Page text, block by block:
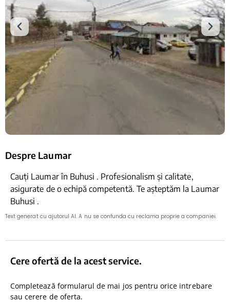
Despre Laumar
Cauți Laumar în Buhusi . Profesionalism și calitate,
asigurate de o echipă competentă. Te așteptăm la Laumar
Buhusi .
Text generat cu ajutorul AI. A nu se confunda cu reclama proprie a companiei.
Cere ofertă de la acest service.
Completează formularul de mai jos pentru orice intrebare
sau cerere de oferta.